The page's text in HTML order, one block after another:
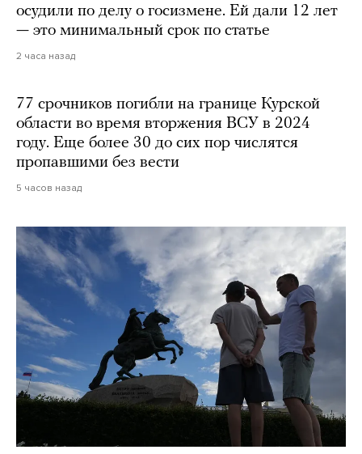
осудили по делу о госизмене. Ей дали 12 лет
— это минимальный срок по статье
2 часа назад
77 срочников погибли на границе Курской
области во время вторжения ВСУ в 2024
году. Еще более 30 до сих пор числятся
пропавшими без вести
5 часов назад